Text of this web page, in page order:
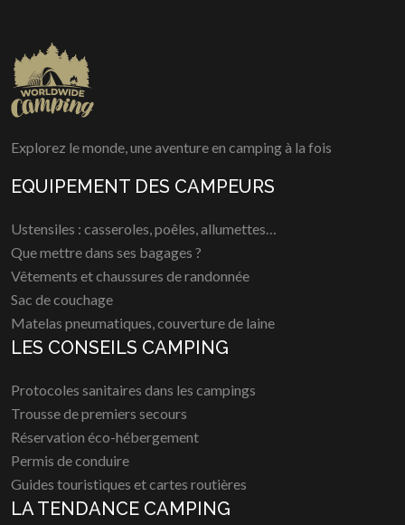
Explorez le monde, une aventure en camping à la fois
EQUIPEMENT DES CAMPEURS
Ustensiles : casseroles, poêles, allumettes…
Que mettre dans ses bagages ?
Vêtements et chaussures de randonnée
Sac de couchage
Matelas pneumatiques, couverture de laine
LES CONSEILS CAMPING
Protocoles sanitaires dans les campings
Trousse de premiers secours
Réservation éco-hébergement
Permis de conduire
Guides touristiques et cartes routières
LA TENDANCE CAMPING